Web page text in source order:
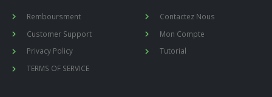
Remboursment
Customer Support
Privacy Policy
TERMS OF SERVICE
Contactez Nous
Mon Compte
Tutorial